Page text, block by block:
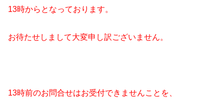
13時からとなっております。
お待たせしまして大変申し訳ございません。
13時前のお問合せはお受付できませんことを、